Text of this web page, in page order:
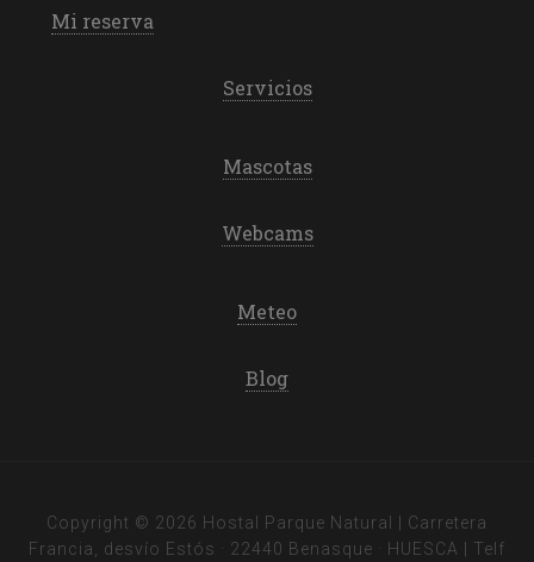
Mi reserva
Servicios
Mascotas
Webcams
Meteo
Blog
Copyright © 2026 Hostal Parque Natural | Carretera
Francia, desvío Estós · 22440 Benasque · HUESCA | Telf